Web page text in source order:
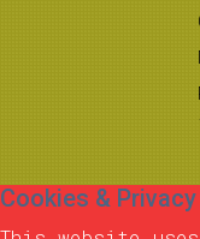
Cookies & Privacy